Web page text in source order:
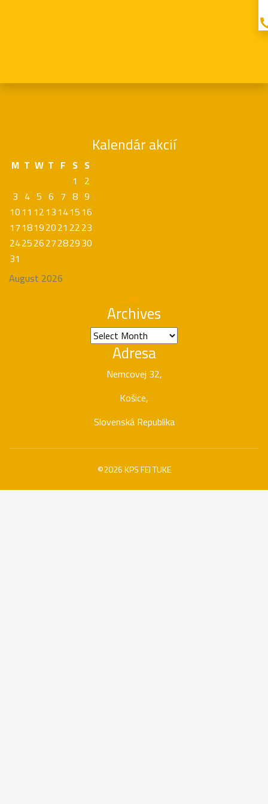
Kalendár akcií
August 2026
M T W T F S S
1
2
3 4 5 6 7 8 9
1011 1213141516
1718192021 2223
24252627282930
31
Archives
Archives
Adresa
Nemcovej 32,
Košice,
Slovenská Republika
©2026 KPS FEI TUKE